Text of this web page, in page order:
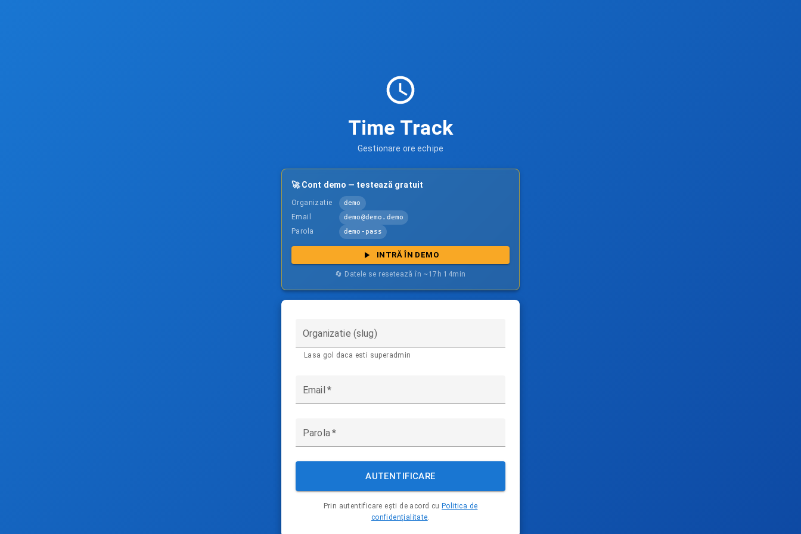
Time Track
Gestionare ore echipe
🚀 Cont demo — testează gratuit
Organizatie demo
Email demo@demo.demo
Parola demo-pass
INTRĂ ÎN DEMO
🔄 Datele se resetează în ~17h 14min
Organizatie (slug)
Lasa gol daca esti superadmin
Email *
Parola*
AUTENTIFICARE
Prin autentificare ești de acord cu Politica de
confidențialitate